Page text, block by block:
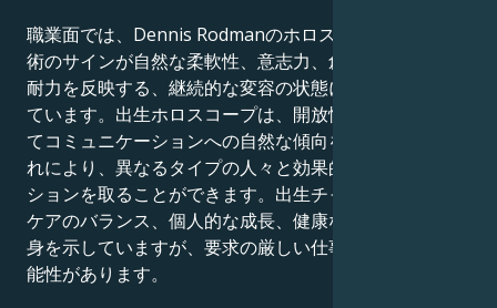
職業面では、Dennis Rodmanのホロスコープは、占星
術のサインが自然な柔軟性、意志力、創造性、そして忍
耐力を反映する、継続的な変容の状態にある人間を描い
ています。出生ホロスコープは、開放性、理解力、そし
てコミュニケーションへの自然な傾向を示しており、こ
れにより、異なるタイプの人々と効果的にコミュニケー
ションを取ることができます。出生チャートは、仕事と
ケアのバランス、個人的な成長、健康な人間関係への献
身を示していますが、要求の厳しい仕事は挑戦となる可
能性があります。